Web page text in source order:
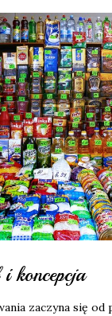
koncepcja
zaczyna się od